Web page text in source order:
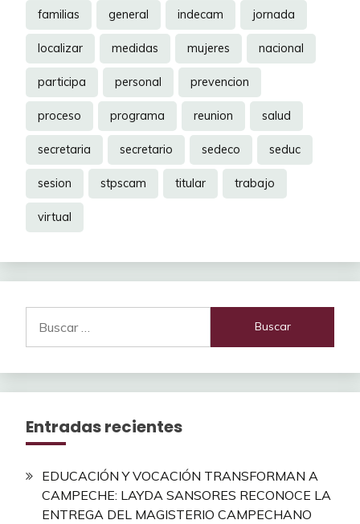
familias general indecam jornada
localizar medidas mujeres nacional
participa personal prevencion
proceso programa reunion salud
secretaria secretario sedeco seduc
sesion stpscam titular trabajo
virtual
Entradas recientes
EDUCACIÓN Y VOCACIÓN TRANSFORMAN A
CAMPECHE: LAYDA SANSORES RECONOCE LA
ENTREGA DEL MAGISTERIO CAMPECHANO